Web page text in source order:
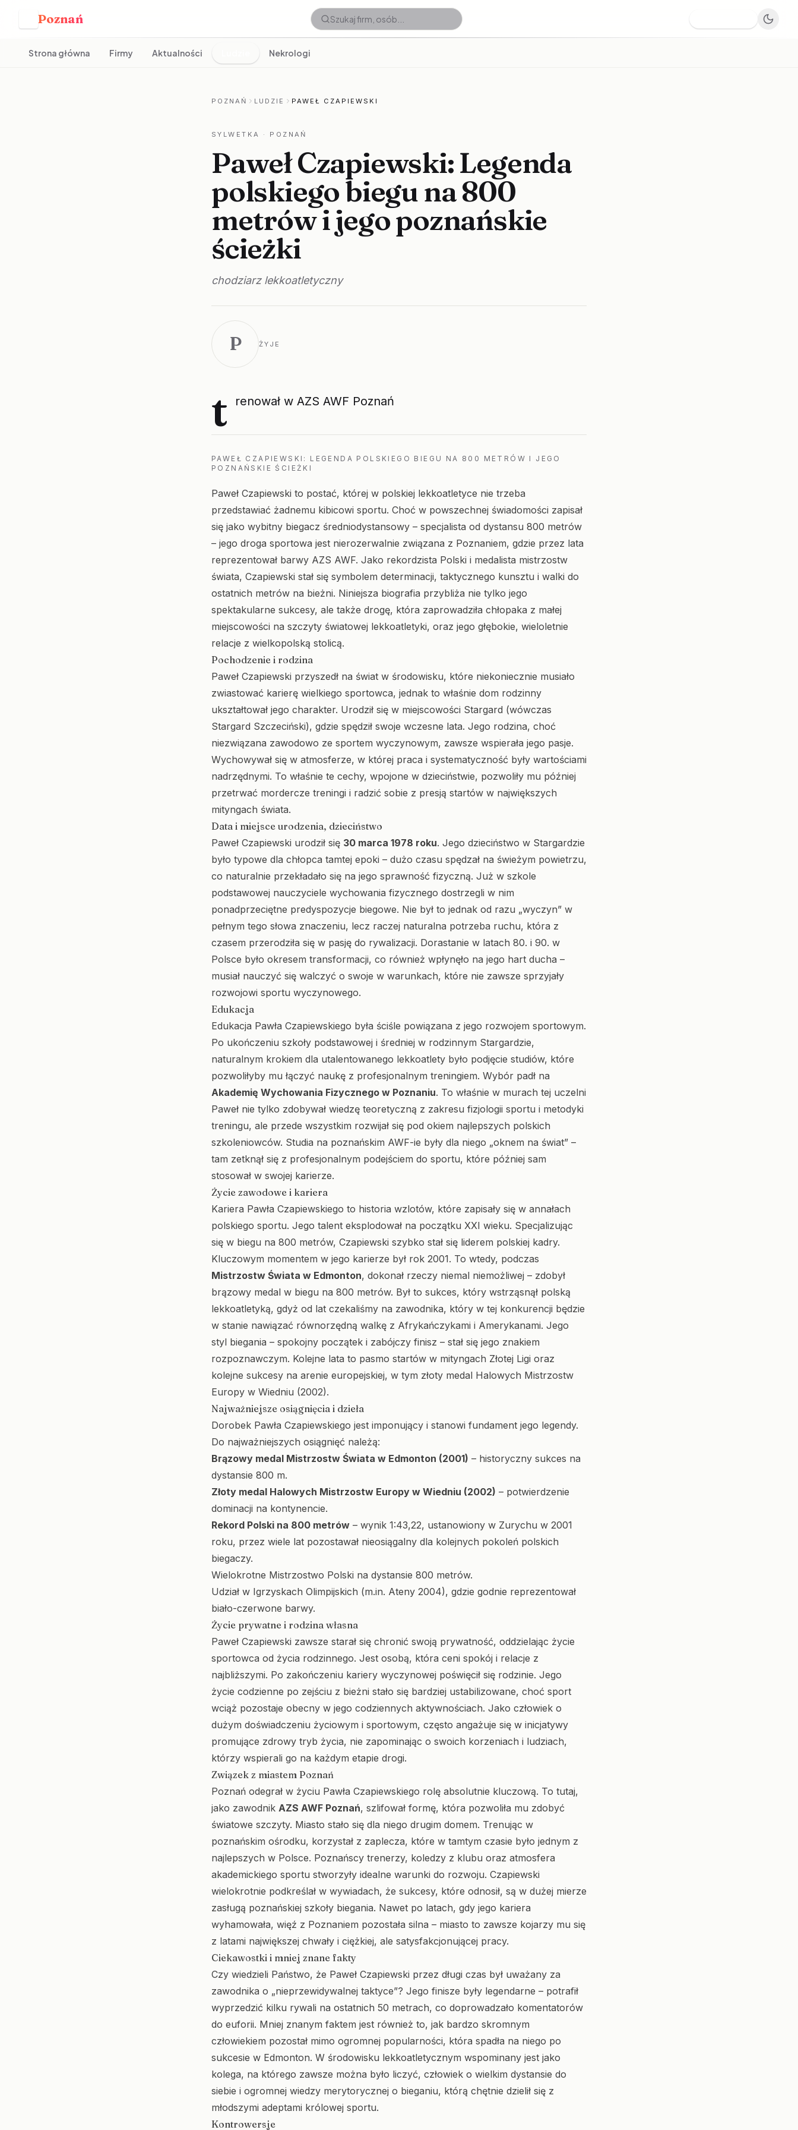
Poznań
Strona główna Firmy Aktualności Nekrologi
POZNAŃ LUDZIE PAWEŁ CZAPIEWSKI
SYLWETKA · POZNAŃ
Paweł Czapiewski: Legenda
polskiego biegu na 800
metrów i jego poznańskie
ścieżki
chodziarz lekkoatletyczny
P ŻYJE
t renował w AZS AWF Poznań
PAWEŁ CZAPIEWSKI: LEGENDA POLSKIEGO BIEGU NA 800 METRÓW I JEGO
POZNAŃSKIE ŚCIEŻKI
Paweł Czapiewski to postać, której w polskiej lekkoatletyce nie trzeba
przedstawiać żadnemu kibicowi sportu. Choć w powszechnej świadomości zapisał
się jako wybitny biegacz średniodystansowy – specjalista od dystansu 800 metrów
– jego droga sportowa jest nierozerwalnie związana z Poznaniem, gdzie przez lata
reprezentował barwy AZS AWF. Jako rekordzista Polski i medalista mistrzostw
świata, Czapiewski stał się symbolem determinacji, taktycznego kunsztu i walki do
ostatnich metrów na bieżni. Niniejsza biografia przybliża nie tylko jego
spektakularne sukcesy, ale także drogę, która zaprowadziła chłopaka z małej
miejscowości na szczyty światowej lekkoatletyki, oraz jego głębokie, wieloletnie
relacje z wielkopolską stolicą.
Pochodzenie i rodzina
Paweł Czapiewski przyszedł na świat w środowisku, które niekoniecznie musiało
zwiastować karierę wielkiego sportowca, jednak to właśnie dom rodzinny
ukształtował jego charakter. Urodził się w miejscowości Stargard (wówczas
Stargard Szczeciński), gdzie spędził swoje wczesne lata. Jego rodzina, choć
niezwiązana zawodowo ze sportem wyczynowym, zawsze wspierała jego pasje.
Wychowywał się w atmosferze, w której praca i systematyczność były wartościami
nadrzędnymi. To właśnie te cechy, wpojone w dzieciństwie, pozwoliły mu później
przetrwać mordercze treningi i radzić sobie z presją startów w największych
mityngach świata.
Data i miejsce urodzenia, dzieciństwo
Paweł Czapiewski urodził się 30 marca 1978 roku. Jego dzieciństwo w Stargardzie
było typowe dla chłopca tamtej epoki – dużo czasu spędzał na świeżym powietrzu,
co naturalnie przekładało się na jego sprawność fizyczną. Już w szkole
podstawowej nauczyciele wychowania fizycznego dostrzegli w nim
ponadprzeciętne predyspozycje biegowe. Nie był to jednak od razu „wyczyn” w
pełnym tego słowa znaczeniu, lecz raczej naturalna potrzeba ruchu, która z
czasem przerodziła się w pasję do rywalizacji. Dorastanie w latach 80. i 90. w
Polsce było okresem transformacji, co również wpłynęło na jego hart ducha –
musiał nauczyć się walczyć o swoje w warunkach, które nie zawsze sprzyjały
rozwojowi sportu wyczynowego.
Edukacja
Edukacja Pawła Czapiewskiego była ściśle powiązana z jego rozwojem sportowym.
Po ukończeniu szkoły podstawowej i średniej w rodzinnym Stargardzie,
naturalnym krokiem dla utalentowanego lekkoatlety było podjęcie studiów, które
pozwoliłyby mu łączyć naukę z profesjonalnym treningiem. Wybór padł na
Akademię Wychowania Fizycznego w Poznaniu. To właśnie w murach tej uczelni
Paweł nie tylko zdobywał wiedzę teoretyczną z zakresu fizjologii sportu i metodyki
treningu, ale przede wszystkim rozwijał się pod okiem najlepszych polskich
szkoleniowców. Studia na poznańskim AWF-ie były dla niego „oknem na świat” –
tam zetknął się z profesjonalnym podejściem do sportu, które później sam
stosował w swojej karierze.
Życie zawodowe i kariera
Kariera Pawła Czapiewskiego to historia wzlotów, które zapisały się w annałach
polskiego sportu. Jego talent eksplodował na początku XXI wieku. Specjalizując
się w biegu na 800 metrów, Czapiewski szybko stał się liderem polskiej kadry.
Kluczowym momentem w jego karierze był rok 2001. To wtedy, podczas
Mistrzostw Świata w Edmonton, dokonał rzeczy niemal niemożliwej – zdobył
brązowy medal w biegu na 800 metrów. Był to sukces, który wstrząsnął polską
lekkoatletyką, gdyż od lat czekaliśmy na zawodnika, który w tej konkurencji będzie
w stanie nawiązać równorzędną walkę z Afrykańczykami i Amerykanami. Jego
styl biegania – spokojny początek i zabójczy finisz – stał się jego znakiem
rozpoznawczym. Kolejne lata to pasmo startów w mityngach Złotej Ligi oraz
kolejne sukcesy na arenie europejskiej, w tym złoty medal Halowych Mistrzostw
Europy w Wiedniu (2002).
Najważniejsze osiągnięcia i dzieła
Dorobek Pawła Czapiewskiego jest imponujący i stanowi fundament jego legendy.
Do najważniejszych osiągnięć należą:
Brązowy medal Mistrzostw Świata w Edmonton (2001) – historyczny sukces na
dystansie 800 m.
Złoty medal Halowych Mistrzostw Europy w Wiedniu (2002) – potwierdzenie
dominacji na kontynencie.
Rekord Polski na 800 metrów – wynik 1:43,22, ustanowiony w Zurychu w 2001
roku, przez wiele lat pozostawał nieosiągalny dla kolejnych pokoleń polskich
biegaczy.
Wielokrotne Mistrzostwo Polski na dystansie 800 metrów.
Udział w Igrzyskach Olimpijskich (m.in. Ateny 2004), gdzie godnie reprezentował
biało-czerwone barwy.
Życie prywatne i rodzina własna
Paweł Czapiewski zawsze starał się chronić swoją prywatność, oddzielając życie
sportowca od życia rodzinnego. Jest osobą, która ceni spokój i relacje z
najbliższymi. Po zakończeniu kariery wyczynowej poświęcił się rodzinie. Jego
życie codzienne po zejściu z bieżni stało się bardziej ustabilizowane, choć sport
wciąż pozostaje obecny w jego codziennych aktywnościach. Jako człowiek o
dużym doświadczeniu życiowym i sportowym, często angażuje się w inicjatywy
promujące zdrowy tryb życia, nie zapominając o swoich korzeniach i ludziach,
którzy wspierali go na każdym etapie drogi.
Związek z miastem Poznań
Poznań odegrał w życiu Pawła Czapiewskiego rolę absolutnie kluczową. To tutaj,
jako zawodnik AZS AWF Poznań, szlifował formę, która pozwoliła mu zdobyć
światowe szczyty. Miasto stało się dla niego drugim domem. Trenując w
poznańskim ośrodku, korzystał z zaplecza, które w tamtym czasie było jednym z
najlepszych w Polsce. Poznańscy trenerzy, koledzy z klubu oraz atmosfera
akademickiego sportu stworzyły idealne warunki do rozwoju. Czapiewski
wielokrotnie podkreślał w wywiadach, że sukcesy, które odnosił, są w dużej mierze
zasługą poznańskiej szkoły biegania. Nawet po latach, gdy jego kariera
wyhamowała, więź z Poznaniem pozostała silna – miasto to zawsze kojarzy mu się
z latami największej chwały i ciężkiej, ale satysfakcjonującej pracy.
Ciekawostki i mniej znane fakty
Czy wiedzieli Państwo, że Paweł Czapiewski przez długi czas był uważany za
zawodnika o „nieprzewidywalnej taktyce”? Jego finisze były legendarne – potrafił
wyprzedzić kilku rywali na ostatnich 50 metrach, co doprowadzało komentatorów
do euforii. Mniej znanym faktem jest również to, jak bardzo skromnym
człowiekiem pozostał mimo ogromnej popularności, która spadła na niego po
sukcesie w Edmonton. W środowisku lekkoatletycznym wspominany jest jako
kolega, na którego zawsze można było liczyć, człowiek o wielkim dystansie do
siebie i ogromnej wiedzy merytorycznej o bieganiu, którą chętnie dzielił się z
młodszymi adeptami królowej sportu.
Kontrowersje